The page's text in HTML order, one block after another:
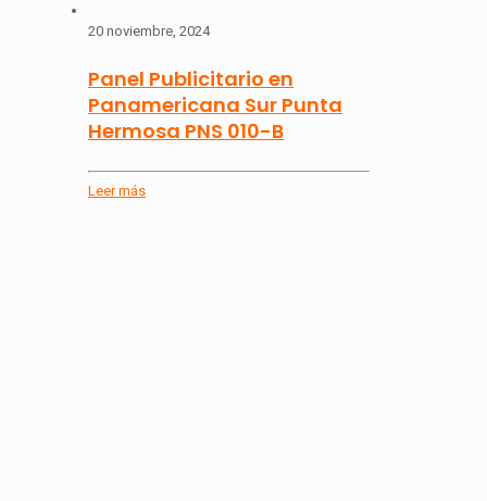
20 noviembre, 2024
Panel Publicitario en
Panamericana Sur Punta
Hermosa PNS 010-B
Leer más